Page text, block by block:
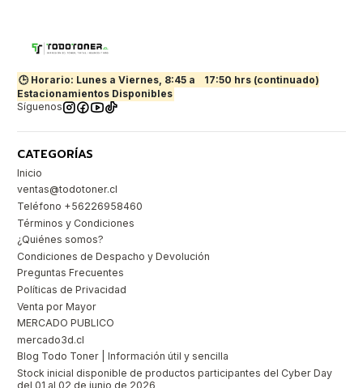
🕒 Horario: Lunes a Viernes, 8:45 a
17:50 hrs (continuado)
Estacionamientos Disponibles
Síguenos
CATEGORÍAS
Inicio
ventas@todotoner.cl
Teléfono +56226958460
Términos y Condiciones
¿Quiénes somos?
Condiciones de Despacho y Devolución
Preguntas Frecuentes
Políticas de Privacidad
Venta por Mayor
MERCADO PUBLICO
mercado3d.cl
Blog Todo Toner | Información útil y sencilla
Stock inicial disponible de productos participantes del Cyber Day
del 01 al 02 de junio de 2026